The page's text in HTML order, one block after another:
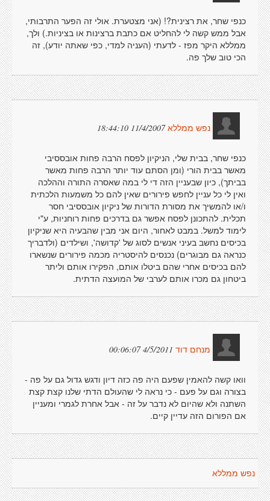
כנפי שחר, את רצינית?! (אני מצטערת. אולי זה הפער התרבותי,
אבל ממש קשה לי להחליט אם כתבת ברצינות או בציניות.) ולך,
ממללא היקר מפז - לדעתי (העניה למדי, כפי שאתה יודע), זה
הכי טוב שלך פה.
נפש ממללא11/4/2007 18:44:10
כנפי שחר, בבית שלי, הניקיון לפסח הרבה פחות אובססיבי
מאשר בבית הורי (ומן הסתם עוד יותר הרבה פחות מאשר
בביתך), כיון שבעניין הזה די לי במה שאסרה התורה וההלכה
ואין לי כל עניין לחפש פירורים שאין להם כל משמעות הלכתית
ו/או להמשיך את מסורת הדורות של ניקיון אובססיבי חסר
תכלית. להתכונן לפסח אפשר גם בדרכים פחות רוחניות, ע"י
לימוד למשל. במבט לאחור, היום אני מבין שהבעיה היא שניקיון
בכיסים נחשב בעיני אנשים לסוג של 'קדושה', ושילדים (ולדבריך
כנראה גם מבוגרים) נכנסים להיסטריה מכמה פירורים שנשארו
להם בכיסים אחרי שהם ביטלו אותם, הפקירו אותם וליתר
ביטחון גם מכרו אותם לערבי של המועצה הדתית.
מנחם דוד 4/5/2011 00:06:07
וואו קשה להאמין שפעם היה פה כזה דיון ודגש גדול גם על פה -
בצורה וגם על פעם - כי נראה לי שהעולם הדתי שלנו קצת קצת
השתנה ולא שהיום לא נדבר על זה - אבל אחרת לגמרי ומעניין
אם הפורום הזה עדיין קיים.
נפש ממללא